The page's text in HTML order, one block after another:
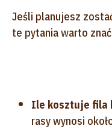
Jeśli planujesz
te pytania warto
Ile kosztuje fila
rasy wynosi